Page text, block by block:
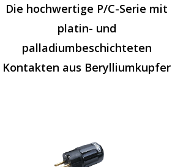
Die hochwertige P/C-Serie mit
platin- und
palladiumbeschichteten
Kontakten aus Berylliumkupfer